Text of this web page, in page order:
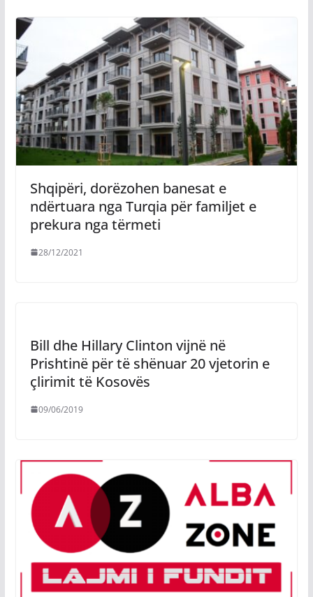
Shqipëri, dorëzohen banesat e
ndërtuara nga Turqia për familjet e
prekura nga tërmeti
28/12/2021
Bill dhe Hillary Clinton vijnë në
Prishtinë për të shënuar 20 vjetorin e
çlirimit të Kosovës
09/06/2019